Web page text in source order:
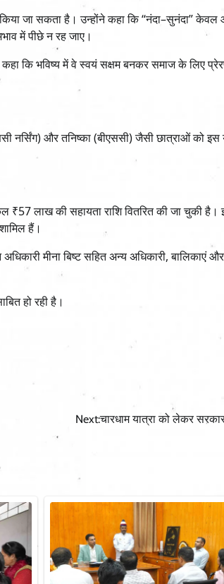
जा सकता है। उन्होंने कहा कि “नंदा–सुनंदा” केवल
में पीछे न रह जाए।
कि भविष्य में वे स्वयं सक्षम बनकर समाज के लिए
नर्सिंग) और तनिष्का (बीएससी) जैसी छात्राओं को
₹57 लाख की सहायता राशि वितरित की जा चुकी है।
हैं।
मीना बिष्ट सहित अन्य अधिकारी, बालिकाएं
हो रही है।
Next:चारधाम यात्रा को लेकर